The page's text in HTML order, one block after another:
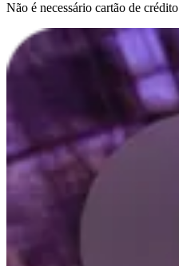
Não é necessário cartão de crédito